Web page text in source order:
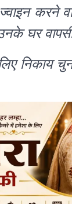
करने
घर
निकाय